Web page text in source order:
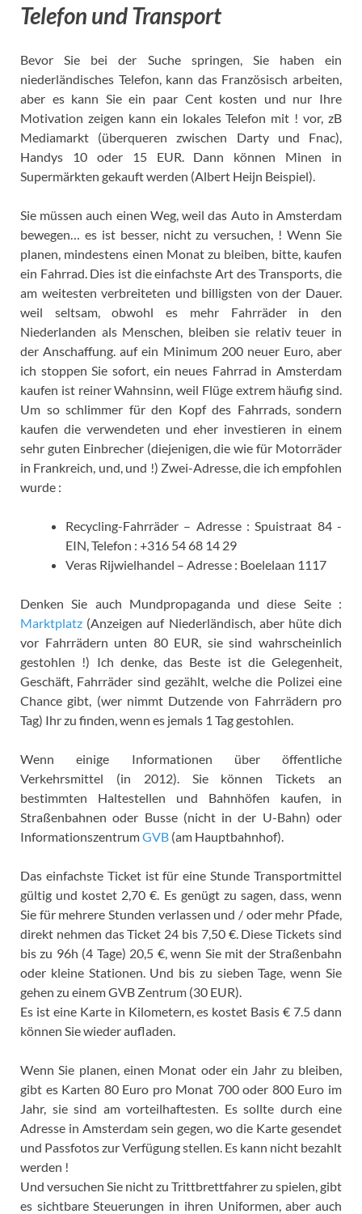
Telefon und Transport
Bevor Sie bei der Suche springen, Sie haben ein
niederländisches Telefon, kann das Französisch arbeiten,
aber es kann Sie ein paar Cent kosten und nur Ihre
Motivation zeigen kann ein lokales Telefon mit ! vor, zB
Mediamarkt (überqueren zwischen Darty und Fnac),
Handys 10 oder 15 EUR. Dann können Minen in
Supermärkten gekauft werden (Albert Heijn Beispiel).
Sie müssen auch einen Weg, weil das Auto in Amsterdam
bewegen… es ist besser, nicht zu versuchen, ! Wenn Sie
planen, mindestens einen Monat zu bleiben, bitte, kaufen
ein Fahrrad. Dies ist die einfachste Art des Transports, die
am weitesten verbreiteten und billigsten von der Dauer.
weil seltsam, obwohl es mehr Fahrräder in den
Niederlanden als Menschen, bleiben sie relativ teuer in
der Anschaffung. auf ein Minimum 200 neuer Euro, aber
ich stoppen Sie sofort, ein neues Fahrrad in Amsterdam
kaufen ist reiner Wahnsinn, weil Flüge extrem häufig sind.
Um so schlimmer für den Kopf des Fahrrads, sondern
kaufen die verwendeten und eher investieren in einem
sehr guten Einbrecher (diejenigen, die wie für Motorräder
in Frankreich, und, und !) Zwei-Adresse, die ich empfohlen
wurde :
Recycling-Fahrräder – Adresse : Spuistraat 84 -
EIN, Telefon : +316 54 68 14 29
Veras Rijwielhandel – Adresse : Boelelaan 1117
Denken Sie auch Mundpropaganda und diese Seite :
Marktplatz (Anzeigen auf Niederländisch, aber hüte dich
vor Fahrrädern unten 80 EUR, sie sind wahrscheinlich
gestohlen !) Ich denke, das Beste ist die Gelegenheit,
Geschäft, Fahrräder sind gezählt, welche die Polizei eine
Chance gibt, (wer nimmt Dutzende von Fahrrädern pro
Tag) Ihr zu finden, wenn es jemals 1 Tag gestohlen.
Wenn einige Informationen über öffentliche
Verkehrsmittel (in 2012). Sie können Tickets an
bestimmten Haltestellen und Bahnhöfen kaufen, in
Straßenbahnen oder Busse (nicht in der U-Bahn) oder
InformationszentrumGVB (am Hauptbahnhof).
Das einfachste Ticket ist für eine Stunde Transportmittel
gültig und kostet 2,70 €. Es genügt zu sagen, dass, wenn
Sie für mehrere Stunden verlassen und / oder mehr Pfade,
direkt nehmen das Ticket 24 bis 7,50 €. Diese Tickets sind
bis zu 96h (4 Tage) 20,5 €, wenn Sie mit der Straßenbahn
oder kleine Stationen. Und bis zu sieben Tage, wenn Sie
gehen zu einem GVB Zentrum (30 EUR).
Es ist eine Karte in Kilometern, es kostet Basis € 7.5 dann
können Sie wieder aufladen.
Wenn Sie planen, einen Monat oder ein Jahr zu bleiben,
gibt es Karten 80 Euro pro Monat 700 oder 800 Euro im
Jahr, sie sind am vorteilhaftesten. Es sollte durch eine
Adresse in Amsterdam sein gegen, wo die Karte gesendet
und Passfotos zur Verfügung stellen. Es kann nicht bezahlt
werden !
Und versuchen Sie nicht zu Trittbrettfahrer zu spielen, gibt
es sichtbare Steuerungen in ihren Uniformen, aber auch